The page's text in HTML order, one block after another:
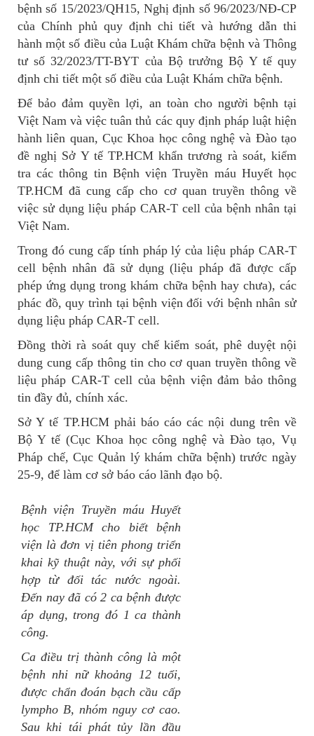
bệnh số 15/2023/QH15, Nghị định số 96/2023/NĐ-CP
của Chính phủ quy định chi tiết và hướng dẫn thi
hành một số điều của Luật Khám chữa bệnh và Thông
tư số 32/2023/TT-BYT của Bộ trưởng Bộ Y tế quy
định chi tiết một số điều của Luật Khám chữa bệnh.
Để bảo đảm quyền lợi, an toàn cho người bệnh tại
Việt Nam và việc tuân thủ các quy định pháp luật hiện
hành liên quan, Cục Khoa học công nghệ và Đào tạo
đề nghị Sở Y tế TP.HCM khẩn trương rà soát, kiểm
tra các thông tin Bệnh viện Truyền máu Huyết học
TP.HCM đã cung cấp cho cơ quan truyền thông về
việc sử dụng liệu pháp CAR-T cell của bệnh nhân tại
Việt Nam.
Trong đó cung cấp tính pháp lý của liệu pháp CAR-T
cell bệnh nhân đã sử dụng (liệu pháp đã được cấp
phép ứng dụng trong khám chữa bệnh hay chưa), các
phác đồ, quy trình tại bệnh viện đối với bệnh nhân sử
dụng liệu pháp CAR-T cell.
Đồng thời rà soát quy chế kiểm soát, phê duyệt nội
dung cung cấp thông tin cho cơ quan truyền thông về
liệu pháp CAR-T cell của bệnh viện đảm bảo thông
tin đầy đủ, chính xác.
Sở Y tế TP.HCM phải báo cáo các nội dung trên về
Bộ Y tế (Cục Khoa học công nghệ và Đào tạo, Vụ
Pháp chế, Cục Quản lý khám chữa bệnh) trước ngày
25-9, để làm cơ sở báo cáo lãnh đạo bộ.
Bệnh viện Truyền máu Huyết
học TP.HCM cho biết bệnh
viện là đơn vị tiên phong triển
khai kỹ thuật này, với sự phối
hợp từ đối tác nước ngoài.
Đến nay đã có 2 ca bệnh được
áp dụng, trong đó 1 ca thành
công.
Ca điều trị thành công là một
bệnh nhi nữ khoảng 12 tuổi,
được chẩn đoán bạch cầu cấp
lympho B, nhóm nguy cơ cao.
Sau khi tái phát tủy lần đầu